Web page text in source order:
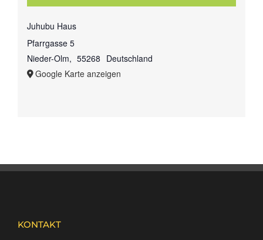
Juhubu Haus
Pfarrgasse 5
Nieder-Olm, 55268 Deutschland
Google Karte anzeigen
KONTAKT